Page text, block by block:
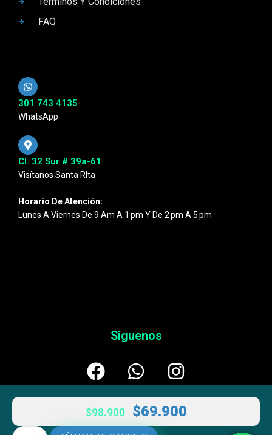
$98.900 $69.900
FAQ
301 743 4135
WhatsApp
Cl. 32 Sur # 39a-61
Visítanos Santa RIta
Horario De Atención:
Lunes A Viernes De 9 Am A 1 Pm Y De 2 Pm A 5 Pm
Siguenos